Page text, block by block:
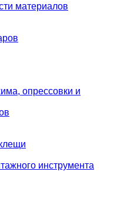
материалов
опрессовки и
инструмента